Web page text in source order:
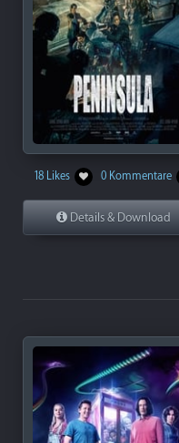
18 Likes 0 Kommentare
Details & Download